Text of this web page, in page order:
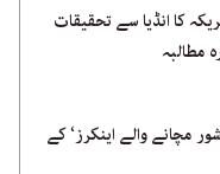
کا انڈیا سے تحقیقات
مطالبہ
مچانے والے اینکرز‘ کے